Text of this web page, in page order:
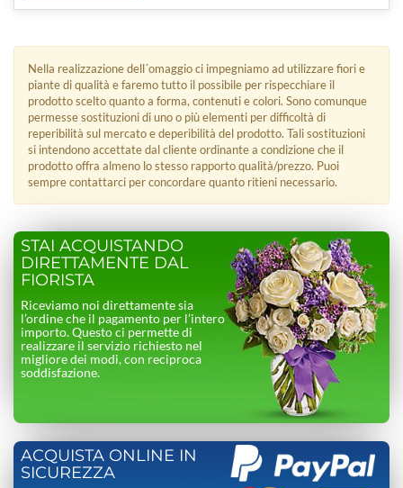
Nella realizzazione dell´omaggio ci impegniamo ad utilizzare fiori e
piante di qualità e faremo tutto il possibile per rispecchiare il
prodotto scelto quanto a forma, contenuti e colori. Sono comunque
permesse sostituzioni di uno o più elementi per difficoltà di
reperibilità sul mercato e deperibilità del prodotto. Tali sostituzioni
si intendono accettate dal cliente ordinante a condizione che il
prodotto offra almeno lo stesso rapporto qualità/prezzo. Puoi
sempre contattarci per concordare quanto ritieni necessario.
STAI ACQUISTANDO
DIRETTAMENTE DAL
FIORISTA
Riceviamo noi direttamente sia
l’ordine che il pagamento per l’intero
importo. Questo ci permette di
realizzare il servizio richiesto nel
migliore dei modi, con reciproca
soddisfazione.
ACQUISTA ONLINE IN
SICUREZZA